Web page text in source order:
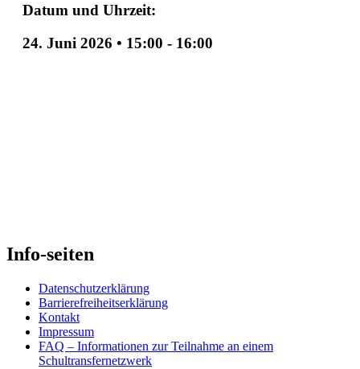
Datum und Uhrzeit:
24. Juni 2026 • 15:00 - 16:00
Info-seiten
Datenschutzerklärung
Barrierefreiheitserklärung
Kontakt
Impressum
FAQ – Informationen zur Teilnahme an einem
Schultransfernetzwerk